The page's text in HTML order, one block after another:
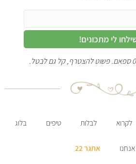
לי מתכונים!
לקרוא לבלות טיפים בלוג
אתגר 22